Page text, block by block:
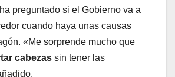
preguntado si el Gobierno va a
cuando haya unas causas
«Me sorprende mucho que
cabezas sin tener las